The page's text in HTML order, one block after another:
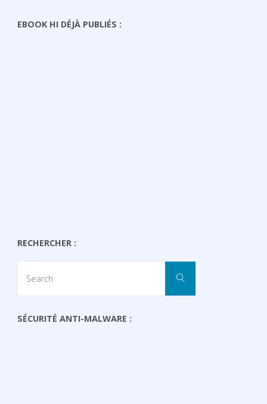
EBOOK HI DÉJÀ PUBLIÉS :
RECHERCHER :
Search
SÉCURITÉ ANTI-MALWARE :